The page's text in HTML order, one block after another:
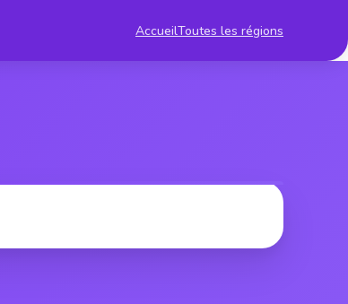
AccueilToutes les régions